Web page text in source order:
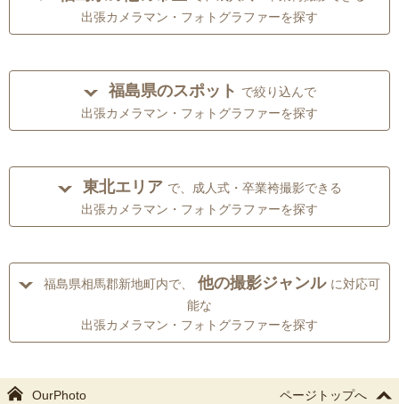
出張カメラマン・フォトグラファーを探す
福島県のスポット で絞り込んで
出張カメラマン・フォトグラファーを探す
東北エリア で、成人式・卒業袴撮影できる
出張カメラマン・フォトグラファーを探す
福島県相馬郡新地町内で、 他の撮影ジャンル に対応可
能な
出張カメラマン・フォトグラファーを探す
OurPhoto ページトップへ